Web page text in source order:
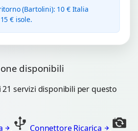
(Bartolini): 10 € Italia
€ isole.
disponibili
servizi disponibili per questo
Connettore Ricarica